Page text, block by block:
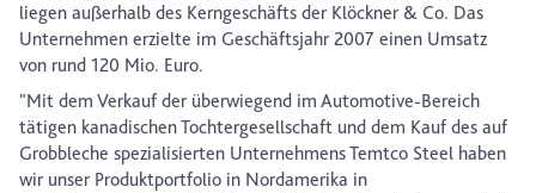
liegen außerhalb des Kerngeschäfts der Klöckner & Co. Das
Unternehmen erzielte im Geschäftsjahr 2007 einen Umsatz
von rund 120 Mio. Euro.
"Mit dem Verkauf der überwiegend im Automotive-Bereich
tätigen kanadischen Tochtergesellschaft und dem Kauf des auf
Grobbleche spezialisierten Unternehmens Temtco Steel haben
wir unser Produktportfolio in Nordamerika in